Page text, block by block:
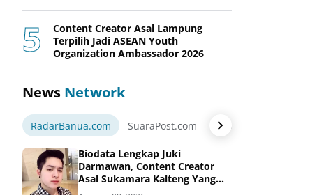
Content Creator Asal Lampung
Terpilih Jadi ASEAN Youth
Organization Ambassador 2026
News Network
RadarBanua.com SuaraPost.com NarasiNews.com
Biodata Lengkap Juki
Darmawan, Content Creator
Asal Sukamara Kalteng Yang
Sukses Dari Konten Tiktok,